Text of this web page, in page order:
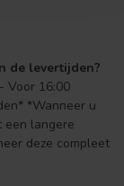
de levertijden?
Voor 16:00
*Wanneer u
een langere
deze compleet